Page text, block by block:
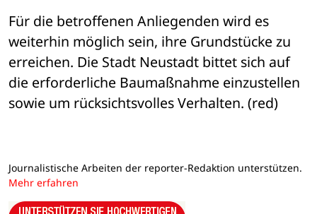
Für die betroffenen Anliegenden wird es
weiterhin möglich sein, ihre Grundstücke zu
erreichen. Die Stadt Neustadt bittet sich auf
die erforderliche Baumaßnahme einzustellen
sowie um rücksichtsvolles Verhalten. (red)
Journalistische Arbeiten der reporter-Redaktion unterstützen.
Mehr erfahren